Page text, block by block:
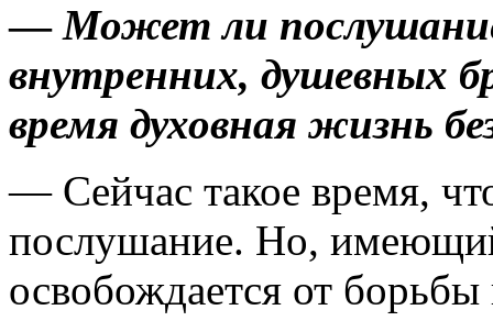
—Может ли
внутренних, душевных
время духовная жизнь
— Сейчас такое время,
послушание. Но,
освобождается от